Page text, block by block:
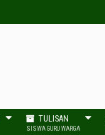
TULISAN
SISWA GURU WARGA